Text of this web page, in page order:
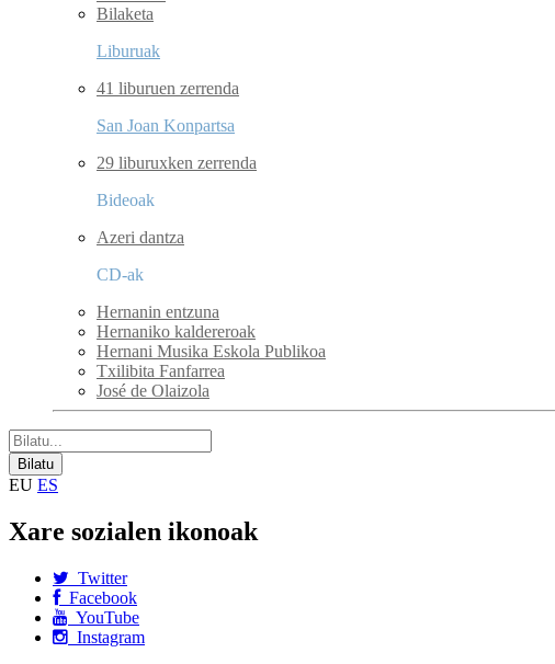
Bilaketa
Liburuak
41 liburuen zerrenda
San Joan Konpartsa
29 liburuxken zerrenda
Bideoak
Azeri dantza
CD-ak
Hernanin entzuna
Hernaniko kaldereroak
Hernani Musika Eskola Publikoa
Txilibita Fanfarrea
José de Olaizola
EU ES
Xare sozialen ikonoak
Twitter
Facebook
YouTube
Instagram